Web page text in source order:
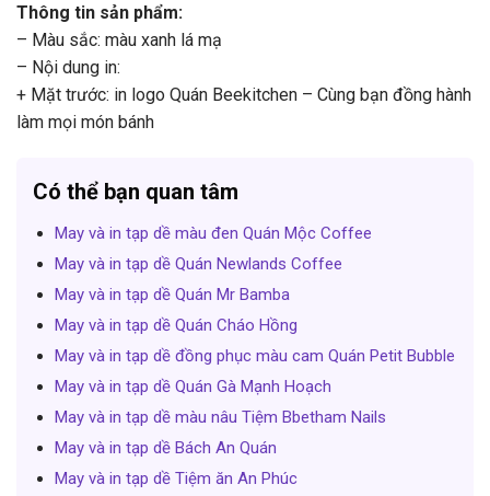
Thông tin sản phẩm:
– Màu sắc: màu xanh lá mạ
– Nội dung in:
+ Mặt trước: in logo Quán Beekitchen – Cùng bạn đồng hành
làm mọi món bánh
Có thể bạn quan tâm
May và in tạp dề màu đen Quán Mộc Coffee
May và in tạp dề Quán Newlands Coffee
May và in tạp dề Quán Mr Bamba
May và in tạp dề Quán Cháo Hồng
May và in tạp dề đồng phục màu cam Quán Petit Bubble
May và in tạp dề Quán Gà Mạnh Hoạch
May và in tạp dề màu nâu Tiệm Bbetham Nails
May và in tạp dề Bách An Quán
May và in tạp dề Tiệm ăn An Phúc